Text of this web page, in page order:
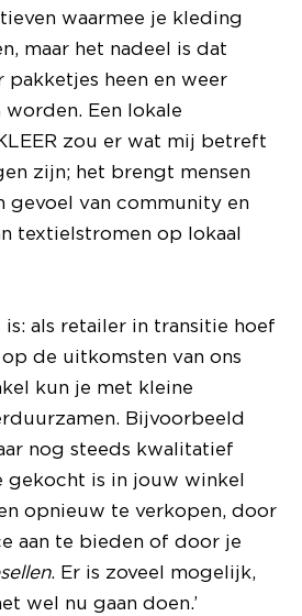
waarmee je kleding
maar het nadeel is dat
pakketjes heen en weer
Een lokale
zou er wat mij betreft
zijn; het brengt mensen
gevoel van community en
textielstromen op lokaal
als retailer in transitie hoef
de uitkomsten van ons
kun je met kleine
Bijvoorbeeld
nog steeds kwalitatief
is in jouw winkel
opnieuw te verkopen, door
aan te bieden of door je
. Er is zoveel mogelijk,
wel nu gaan doen.’